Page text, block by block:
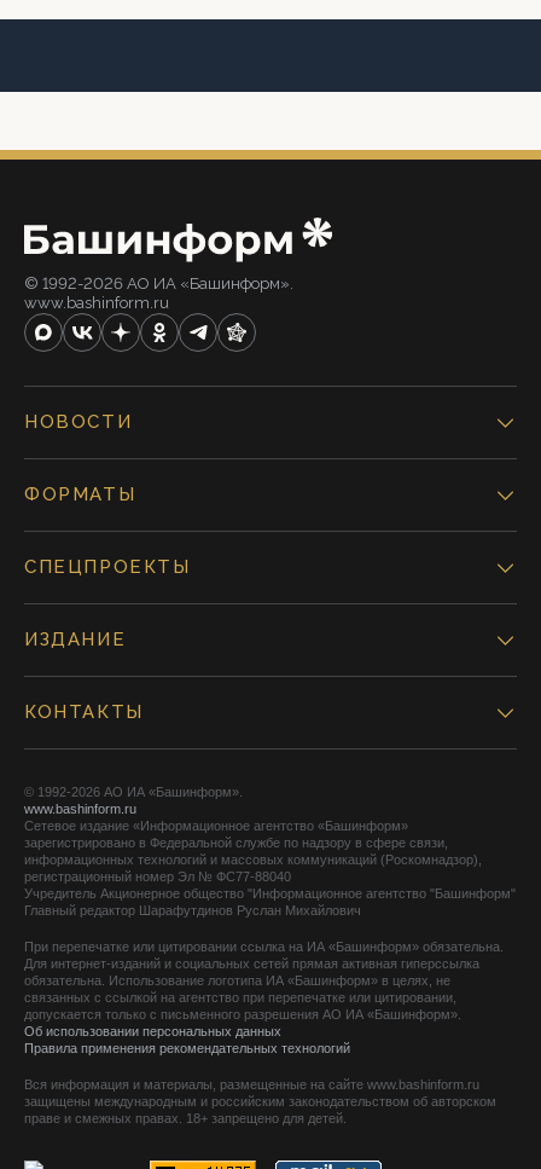
© 1992-2026 АО ИА «Башинформ».
www.bashinform.ru
НОВОСТИ
ФОРМАТЫ
СПЕЦПРОЕКТЫ
ИЗДАНИЕ
КОНТАКТЫ
© 1992-2026 АО ИА «Башинформ».
www.bashinform.ru
Сетевое издание «Информационное агентство «Башинформ»
зарегистрировано в Федеральной службе по надзору в сфере связи,
информационных технологий и массовых коммуникаций (Роскомнадзор),
регистрационный номер Эл № ФС77-88040
Учредитель Акционерное общество "Информационное агентство "Башинформ"
Главный редактор Шарафутдинов Руслан Михайлович
При перепечатке или цитировании ссылка на ИА «Башинформ» обязательна.
Для интернет-изданий и социальных сетей прямая активная гиперссылка
обязательна. Использование логотипа ИА «Башинформ» в целях, не
связанных с ссылкой на агентство при перепечатке или цитировании,
допускается только с письменного разрешения АО ИА «Башинформ».
Об использовании персональных данных
Правила применения рекомендательных технологий
Вся информация и материалы, размещенные на сайте www.bashinform.ru
защищены международным и российским законодательством об авторском
праве и смежных правах. 18+ запрещено для детей.